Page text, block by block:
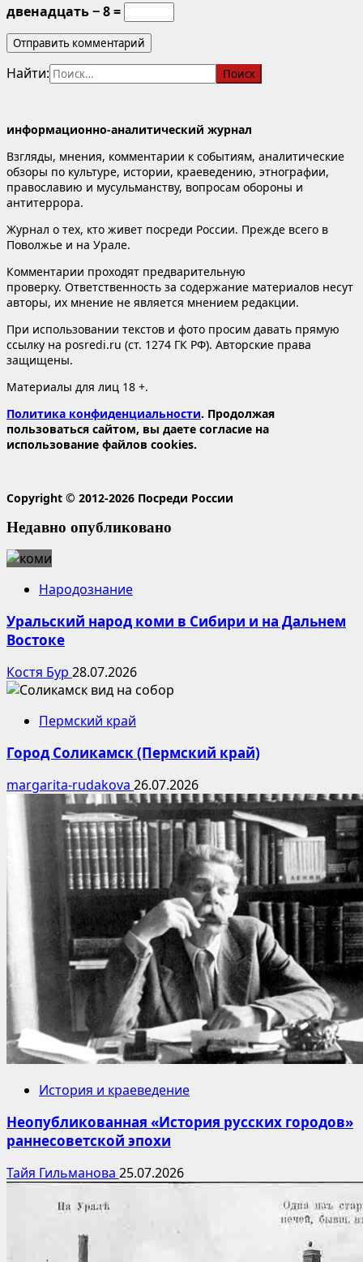
двенадцать − 8 =
Найти:
информационно-аналитический журнал
Взгляды, мнения, комментарии к событиям, аналитические
обзоры по культуре, истории, краеведению, этнографии,
православию и мусульманству, вопросам обороны и
антитеррора.
Журнал о тех, кто живет посреди России. Прежде всего в
Поволжье и на Урале.
Комментарии проходят предварительную
проверку. Ответственность за содержание материалов несут
авторы, их мнение не является мнением редакции.
При использовании текстов и фото просим давать прямую
ссылку на posredi.ru (ст. 1274 ГК РФ). Авторские права
защищены.
Материалы для лиц 18 +.
Политика конфиденциальности. Продолжая
пользоваться сайтом, вы даете согласие на
использование файлов cookies.
Copyright © 2012-2026 Посреди России
Недавно опубликовано
Народознание
Уральский народ коми в Сибири и на Дальнем
Востоке
Костя Бур 28.07.2026
Пермский край
Город Соликамск (Пермский край)
margarita-rudakova 26.07.2026
История и краеведение
Неопубликованная «История русских городов»
раннесоветской эпохи
Тайя Гильманова 25.07.2026